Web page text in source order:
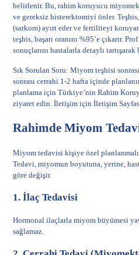
belirlenir. Bu, rahim koruyucu
ve gereksiz histerektomiyi önler.
(sarkom) ayırt eder ve fertiliteyi
teşhis, başarı oranını %95’e çıkarır.
sonuçlarını hastalarla detaylı
Sık Sorulan Soru: Miyom teşhisi
sonrası cerrahi 1-2 hafta içinde
planlama içinTürkiye’nin Rahim
ziyaret edin. İletişim içinİletişim
Rahimde Miyom
Miyom tedavisi kişiye özel
Tedavi, miyomun boyutuna, yerine,
göre değişir.
1. İlaç Tedavisi
Hormonal ilaçlarla miyom büyümesi
sağlamaz.